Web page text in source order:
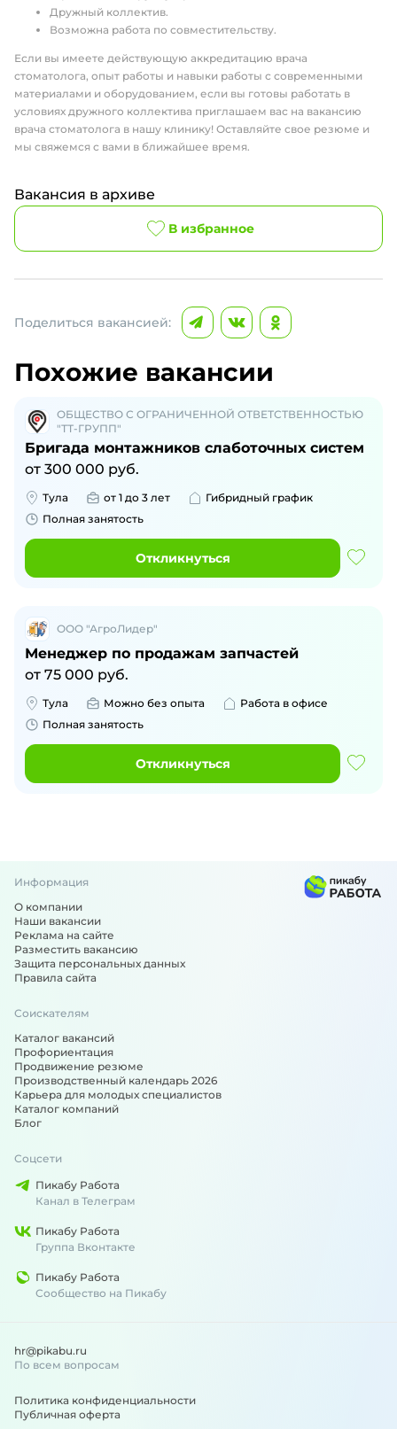
Дружный коллектив.
Возможна работа по совместительству.
Если вы имеете действующую аккредитацию врача
стоматолога, опыт работы и навыки работы с современными
материалами и оборудованием, если вы готовы работать в
условиях дружного коллектива приглашаем вас на вакансию
врача стоматолога в нашу клинику! Оставляйте свое резюме и
мы свяжемся с вами в ближайшее время.
Вакансия в архиве
В избранное
Поделиться вакансией:
Похожие вакансии
ОБЩЕСТВО С ОГРАНИЧЕННОЙ ОТВЕТСТВЕННОСТЬЮ
"ТТ-ГРУПП"
Бригада монтажников слаботочных систем
от 300 000 руб.
Тула от 1 до 3 лет
Гибридный график
Полная занятость
Откликнуться
ООО "АгроЛидер"
Менеджер по продажам запчастей
от 75 000 руб.
Тула Можно без опыта
Работа в офисе
Полная занятость
Откликнуться
Информация
О компании
Наши вакансии
Реклама на сайте
Разместить вакансию
Защита персональных данных
Правила сайта
Соискателям
Каталог вакансий
Профориентация
Продвижение резюме
Производственный календарь 2026
Карьера для молодых специалистов
Каталог компаний
Блог
Соцсети
Пикабу Работа
Канал в Телеграм
Пикабу Работа
Группа Вконтакте
Пикабу Работа
Сообщество на Пикабу
hr@pikabu.ru
По всем вопросам
Политика конфиденциальности
Публичная оферта